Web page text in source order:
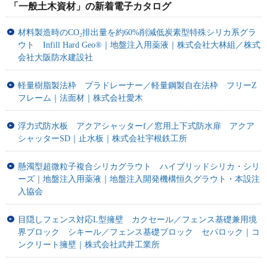
「一般土木資材」の新着電子カタログ
材料製造時のCO₂排出量を約60%削減低炭素型特殊シリカ系グラ
ウト Infill Hard Geo®｜地盤注入用薬液｜株式会社大林組／株式
会社大阪防水建設社
軽量樹脂製法枠 プラドレーナー／軽量鋼製自在法枠 フリーZ
フレーム｜法面材｜株式会社愛木
浮力式防水板 アクアシャッターf／窓用上下式防水扉 アクア
シャッターSD｜止水板｜株式会社宇根鉄工所
懸濁型超微粒子複合シリカグラウト ハイブリッドシリカ・シリ
ーズ｜地盤注入用薬液｜地盤注入開発機構恒久グラウト・本設注
入協会
目隠しフェンス対応L型擁壁 カクセール／フェンス基礎兼用境
界ブロック シキール／フェンス基礎ブロック セパロック｜コ
ンクリート擁壁｜株式会社武井工業所